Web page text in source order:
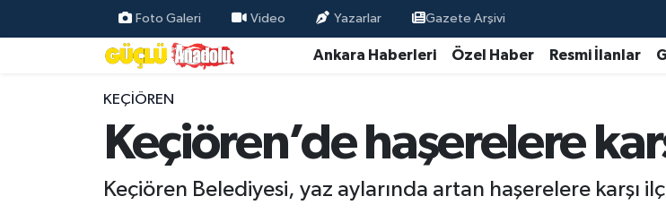
Foto Galeri Video Yazarlar Gazete Arşivi
Ankara Haberleri Özel Haber Resmi İlanlar
KEÇIÖREN
Keçiören’de haşerelere
Keçiören Belediyesi, yaz aylarında artan haşerelere karşı
Özel Haber
Resmi İlanlar